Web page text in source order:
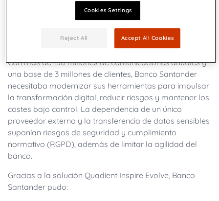
Con más de 150 millones de comunicaciones anuales y
una base de 3 millones de clientes, Banco Santander
necesitaba modernizar sus herramientas para impulsar
la transformación digital, reducir riesgos y mantener los
costes bajo control. La dependencia de un único
proveedor externo y la transferencia de datos sensibles
suponían riesgos de seguridad y cumplimiento
normativo (RGPD), además de limitar la agilidad del
banco.
Gracias a la solución Quadient Inspire Evolve, Banco
Santander pudo:
Cookies Settings
Reject All Accept All Cookies